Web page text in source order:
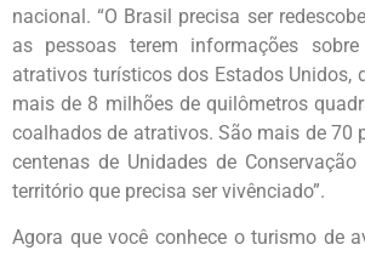
nacional. “O Brasil precisa ser
as pessoas terem informações
atrativos turísticos dos Estados Unidos,
mais de 8 milhões de quilômetros
coalhados de atrativos. São mais de 70
centenas de Unidades de
território que precisa ser vivênciado”.
Agora que você conhece o turismo de